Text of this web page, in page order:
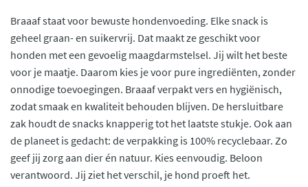
Braaaf staat voor bewuste hondenvoeding. Elke snack is
geheel graan- en suikervrij. Dat maakt ze geschikt voor
honden met een gevoelig maagdarmstelsel. Jij wilt het beste
voor je maatje. Daarom kies je voor pure ingrediënten, zonder
onnodige toevoegingen. Braaaf verpakt vers en hygiënisch,
zodat smaak en kwaliteit behouden blijven. De hersluitbare
zak houdt de snacks knapperig tot het laatste stukje. Ook aan
de planeet is gedacht: de verpakking is 100% recyclebaar. Zo
geef jij zorg aan dier én natuur. Kies eenvoudig. Beloon
verantwoord. Jij ziet het verschil, je hond proeft het.